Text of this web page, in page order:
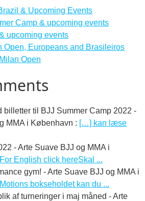
& Upcoming Events
Camp & upcoming events
upcoming events
Open, Europeans and Brasileiros
Open
billetter til BJJ Summer Camp 2022 -
MMA i København : […] kan læse
- Arte Suave BJJ og MMA i
English click hereSkal ...
gym! - Arte Suave BJJ og MMA i
bokseholdet kan du ...
af turneringer i maj måned - Arte